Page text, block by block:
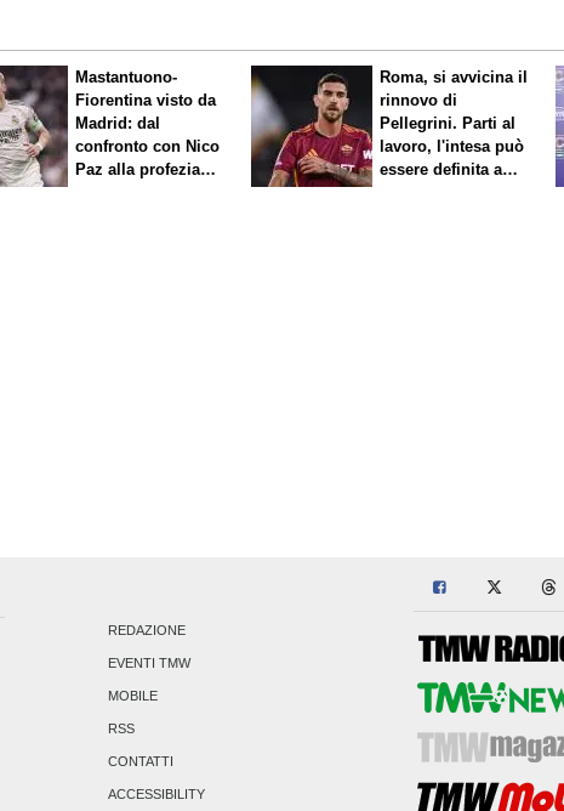
Mastantuono-
Fiorentina visto da
Madrid: dal
confronto con Nico
Paz alla profezia
Roma, si avvicina il
rinnovo di
Pellegrini. Parti al
lavoro, l'intesa può
essere definita a
REDAZIONE
EVENTI TMW
MOBILE
RSS
CONTATTI
ACCESSIBILITY